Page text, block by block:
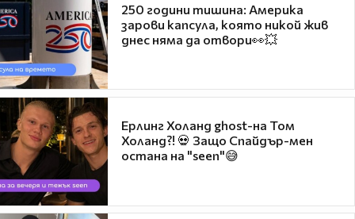
250 години тишина: Америка
зарови капсула, която никой жив
днес няма да отвори👀💥
Ерлинг Холанд ghost-на Том
Холанд?! 💀 Защо Спайдър-мен
остана на "seen"😅